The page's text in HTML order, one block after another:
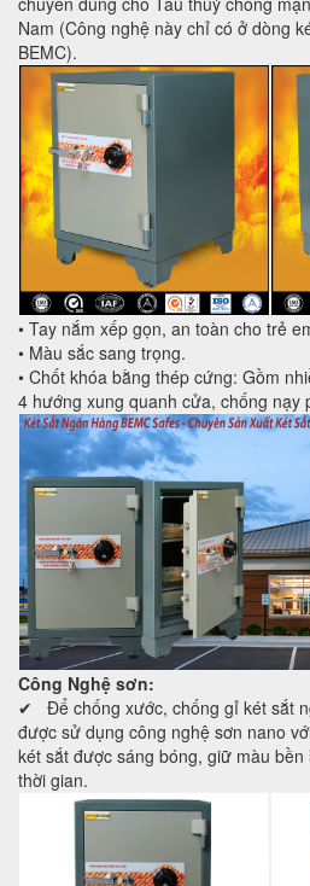
Nam (Công nghệ này chỉ có ở dòng
BEMC).
• Tay nắm xếp gọn, an toàn cho trẻ
• Màu sắc sang trọng.
• Chốt khóa bằng thép cứng: Gồm
4 hướng xung quanh cửa, chống nạy
Công Nghệ sơn:
✔ Để chống xước, chống gỉ két sắt
được sử dụng công nghệ sơn nano
két sắt được sáng bóng, giữ màu
thời gian.